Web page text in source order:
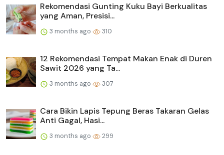
Rekomendasi Gunting Kuku Bayi Berkualitas
yang Aman, Presisi...
3 months ago 310
12 Rekomendasi Tempat Makan Enak di Duren
Sawit 2026 yang Ta...
3 months ago 307
Cara Bikin Lapis Tepung Beras Takaran Gelas
Anti Gagal, Hasi...
3 months ago 299